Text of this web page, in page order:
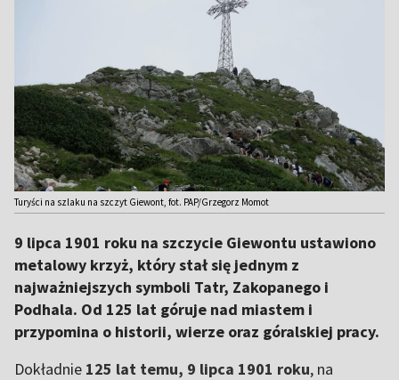
Turyści na szlaku na szczyt Giewont, fot. PAP/Grzegorz Momot
9 lipca 1901 roku na szczycie Giewontu ustawiono
metalowy krzyż, który stał się jednym z
najważniejszych symboli Tatr, Zakopanego i
Podhala. Od 125 lat góruje nad miastem i
przypomina o historii, wierze oraz góralskiej pracy.
Dokładnie 125 lat temu, 9 lipca 1901 roku, na